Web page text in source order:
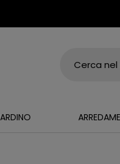
GRATUITA SU TUTTI I